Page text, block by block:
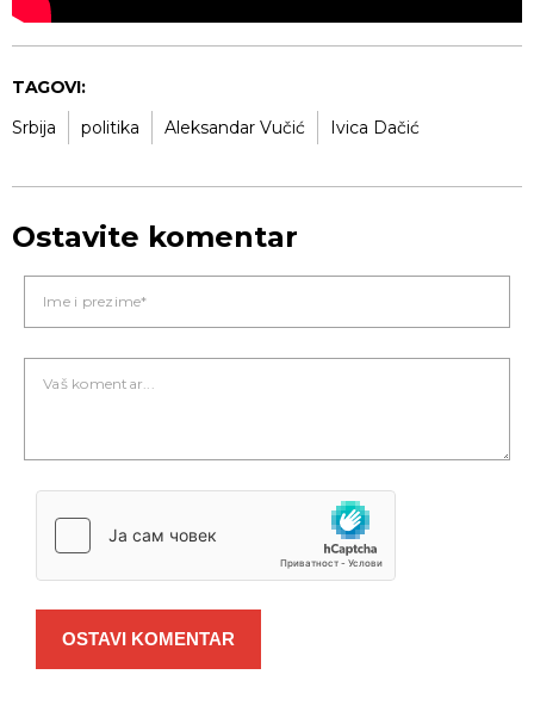
TAGOVI:
Srbija
politika Aleksandar Vučić Ivica Dačić
Ostavite komentar
OSTAVI KOMENTAR